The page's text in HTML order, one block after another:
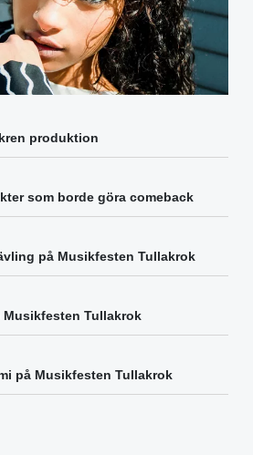
produktion
som borde göra comeback
på Musikfesten Tullakrok
Musikfesten Tullakrok
på Musikfesten Tullakrok